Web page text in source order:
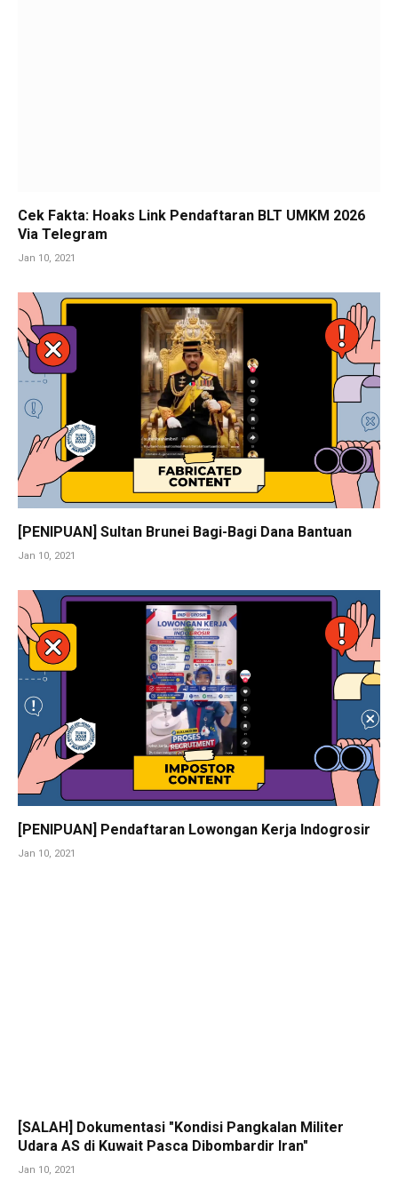
Cek Fakta: Hoaks Link Pendaftaran BLT UMKM 2026
Via Telegram
Jan 10, 2021
[PENIPUAN] Sultan Brunei Bagi-Bagi Dana Bantuan
Jan 10, 2021
[PENIPUAN] Pendaftaran Lowongan Kerja Indogrosir
Jan 10, 2021
[SALAH] Dokumentasi "Kondisi Pangkalan Militer
Udara AS di Kuwait Pasca Dibombardir Iran"
Jan 10, 2021